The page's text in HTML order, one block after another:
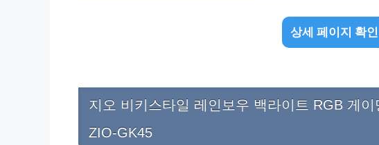
상세 페이지 확인
지오 비키스타일 레인보우 백라이트 RGB 게
ZIO-GK45